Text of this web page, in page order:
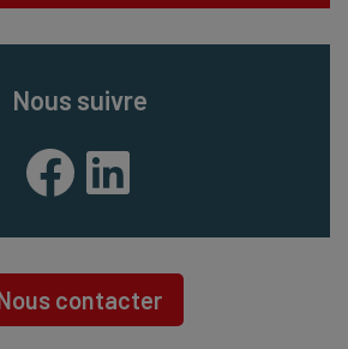
Nous suivre
Facebook LinkedIn
contacter